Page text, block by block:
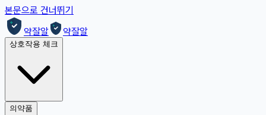
본문으로 건너뛰기
약잘알
약잘알
상호작용 체크
의약품